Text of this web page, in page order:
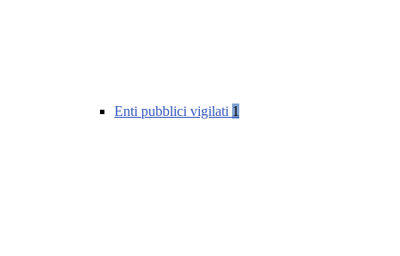
Enti pubblici vigilati 1